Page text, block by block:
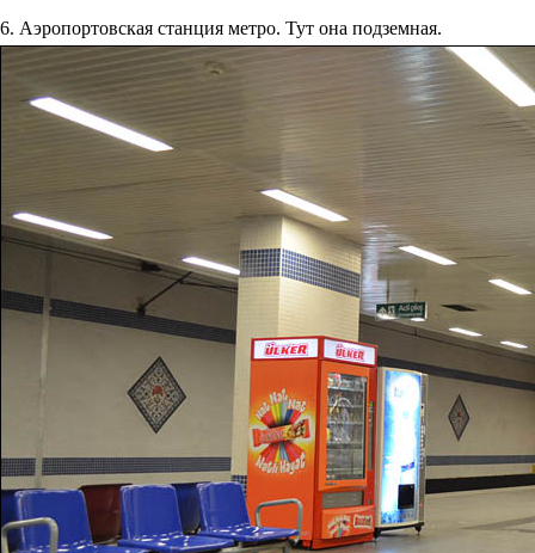
6. Аэропортовская станция метро. Тут она подземная.